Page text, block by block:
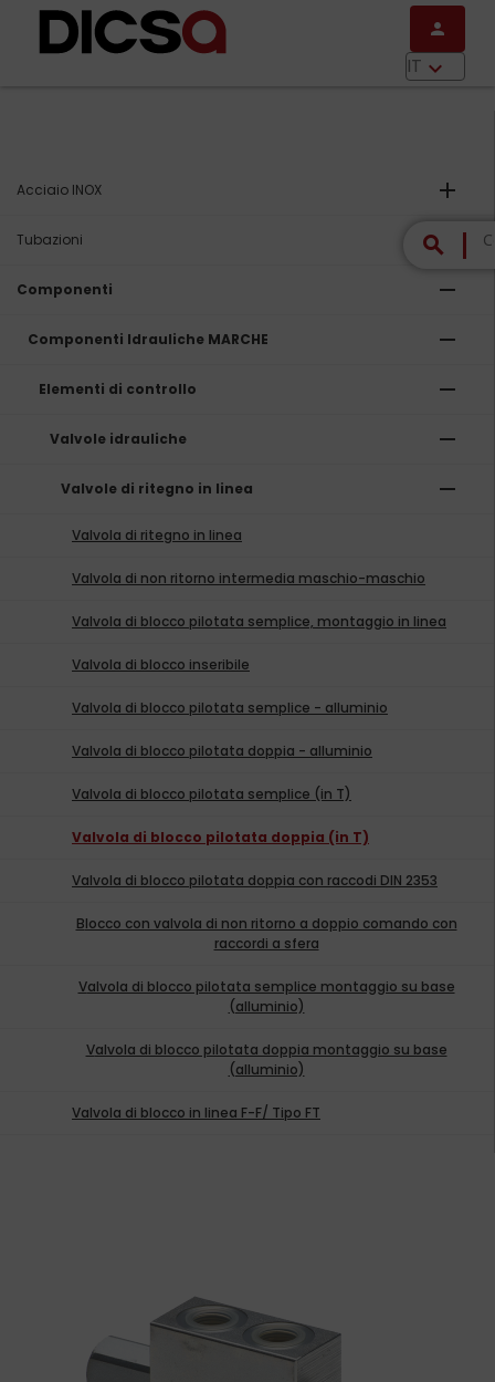
Salta al contenuto principale
person
IT keyboard_arrow_down
search
Acciaio INOX add
Tubazioni add
Componenti remove
Componenti Idrauliche MARCHE remove
Elementi di controllo remove
Valvole idrauliche remove
Valvole di ritegno in linea remove
Valvola di ritegno in linea
Valvola di non ritorno intermedia maschio-maschio
Valvola di blocco pilotata semplice, montaggio in linea
Valvola di blocco inseribile
Valvola di blocco pilotata semplice - alluminio
Valvola di blocco pilotata doppia - alluminio
Valvola di blocco pilotata semplice (in T)
Valvola di blocco pilotata doppia (in T)
Valvola di blocco pilotata doppia con raccodi DIN 2353
Blocco con valvola di non ritorno a doppio comando con
raccordi a sfera
Valvola di blocco pilotata semplice montaggio su base
(alluminio)
Valvola di blocco pilotata doppia montaggio su base
(alluminio)
Valvola di blocco in linea F-F/ Tipo FT